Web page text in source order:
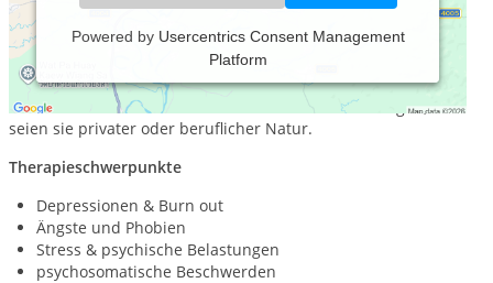
Powered by Usercentrics Consent Management
Platform
Als Gestalt- und Hypnotherapeut begleite ich Sie gerne bei
Ihrem Anliegen und unterstütze Sie in Krisen- und
Konfliktsituationen sowie bei neuen Herausforderungen,
seien sie privater oder beruflicher Natur.
Therapieschwerpunkte
Depressionen & Burn out
Ängste und Phobien
Stress & psychische Belastungen
psychosomatische Beschwerden